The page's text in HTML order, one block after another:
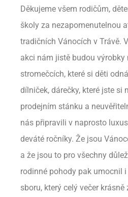
Děkujeme všem rodičům,
školy za nezapomenutelnou
tradičních Vánocích v Trávě.
akci nám jistě budou výrobky
stromečcích, které si děti
dílniček, dárečky, které jste si
prodejním stánku a
nás připravili v naprosto
deváté ročníky. Že jsou
a že jsou to pro všechny
rodinné pohody pak umocnil
sboru, který celý večer krásně